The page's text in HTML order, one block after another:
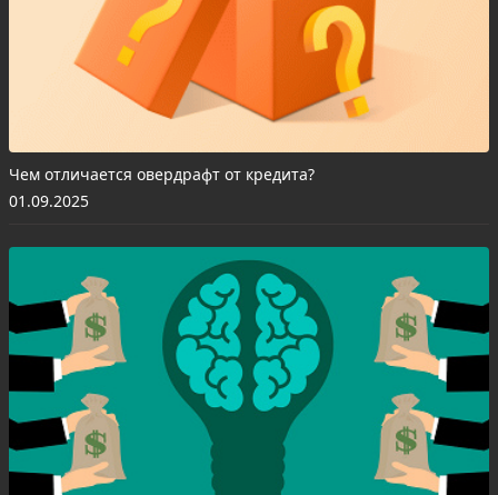
Чем отличается овердрафт от кредита?
01.09.2025